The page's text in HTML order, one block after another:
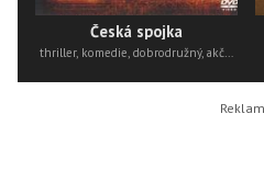
Česká spojka
thriller, komedie, dobrodružný, akční